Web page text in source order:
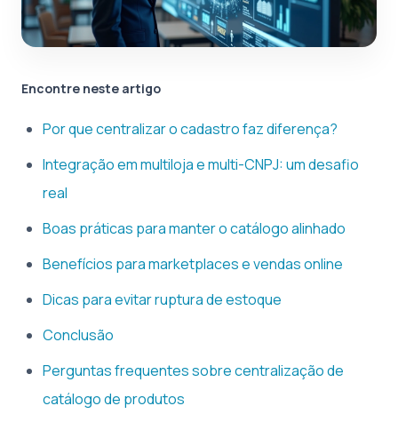
Encontre neste artigo
Por que centralizar o cadastro faz diferença?
Integração em multiloja e multi-CNPJ: um desafio
real
Boas práticas para manter o catálogo alinhado
Benefícios para marketplaces e vendas online
Dicas para evitar ruptura de estoque
Conclusão
Perguntas frequentes sobre centralização de
catálogo de produtos